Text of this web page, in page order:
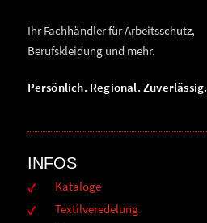
Ihr Fachhändler für Arbeitsschutz,
Berufskleidung und mehr.
Persönlich. Regional. Zuverlässig.
INFOS
Kataloge
Textilveredelung